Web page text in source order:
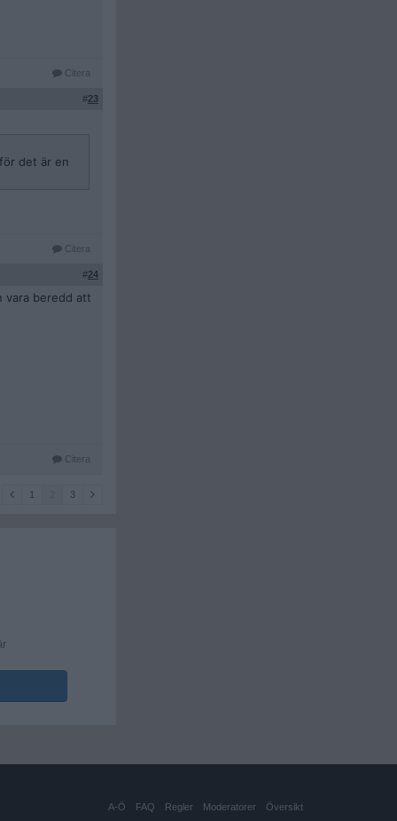
Citera
#23
det är en
Citera
#24
vara beredd att
Citera
1 3
A-Ö FAQ Regler Moderatorer Översikt